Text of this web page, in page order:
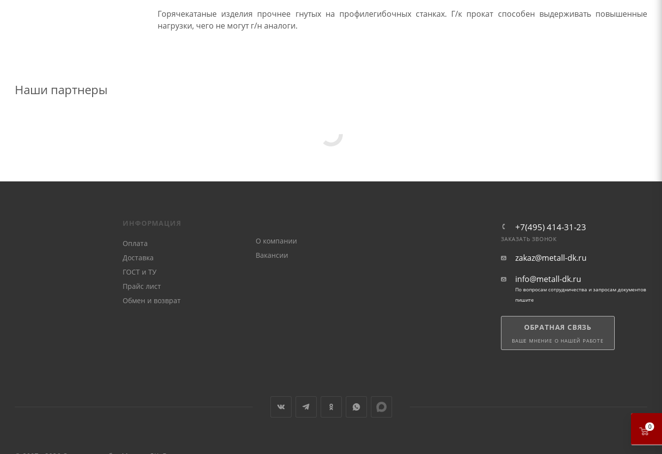
Горячекатаные изделия прочнее гнутых на профилегибочных станках. Г/к прокат способен выдерживать повышенные
нагрузки, чего не могут г/н аналоги.
Наши партнеры
ИНФОРМАЦИЯ
Оплата
Доставка
ГОСТ и ТУ
Прайс лист
Обмен и возврат
О компании
Вакансии
+7(495) 414-31-23
ЗАКАЗАТЬ ЗВОНОК
zakaz@metall-dk.ru
info@metall-dk.ru
По вопросам сотрудничества и запросам документов
пишите
ОБРАТНАЯ СВЯЗЬ
ВАШЕ МНЕНИЕ О НАШЕЙ РАБОТЕ
0